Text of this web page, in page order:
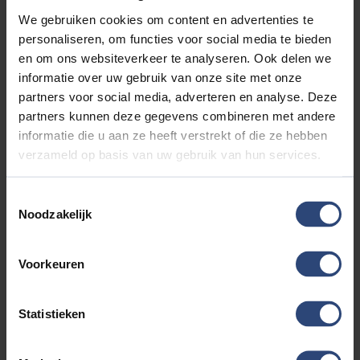
We gebruiken cookies om content en advertenties te
personaliseren, om functies voor social media te bieden
en om ons websiteverkeer te analyseren. Ook delen we
informatie over uw gebruik van onze site met onze
partners voor social media, adverteren en analyse. Deze
partners kunnen deze gegevens combineren met andere
informatie die u aan ze heeft verstrekt of die ze hebben
verzameld op basis van uw gebruik van hun services.
Noodzakelijk
Voorkeuren
Statistieken
bovendien brake assist en
bandenspanningcontrolesysteem.
Vanzelfsprekend leveren wij deze auto met BOVAG
Garantie. We kunnen ons voorstellen dat een proefrit wilt
maken met deze auto. Belt u ons snel?
De getoonde vraagprijs is inclusief ons basis
servicepakket bestaande uit tenaamstelling, stofzuigen,
wassen, NAP check en een geldige apk keuring. Voor een
meerprijs van € 795,- leveren wij uw auto af als GARANT
OCCASION inclusief een onderhoudsbeurt conform
minimaal 1 laadkabel (tenzij er 2 laadkabels aanwezig
Garant Occasion garantie en 12 maanden pech